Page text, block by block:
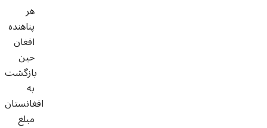
هر
پناهنده
افغان
حین
بازگشت
به
افغانستان
مبلغ